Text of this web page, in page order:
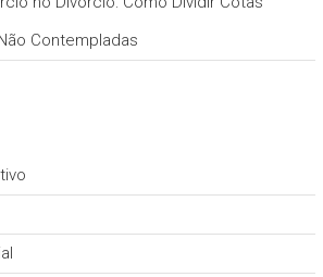
Contempladas